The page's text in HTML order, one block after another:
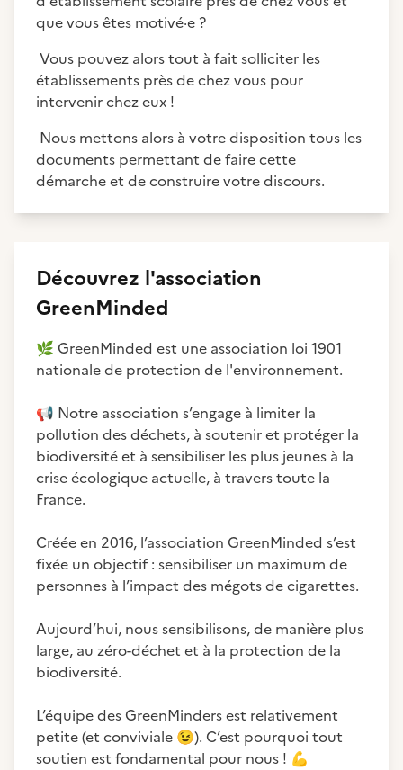
que vous êtes motivé·e ?
Vous pouvez alors tout à fait solliciter les
établissements près de chez vous pour
intervenir chez eux !
Nous mettons alors à votre disposition tous les
documents permettant de faire cette
démarche et de construire votre discours.
Découvrez l'association
GreenMinded
🌿 GreenMinded est une association loi 1901
nationale de protection de l'environnement.
📢 Notre association s’engage à limiter la
pollution des déchets, à soutenir et protéger la
biodiversité et à sensibiliser les plus jeunes à la
crise écologique actuelle, à travers toute la
France.
Créée en 2016, l’association GreenMinded s’est
fixée un objectif : sensibiliser un maximum de
personnes à l’impact des mégots de cigarettes.
Aujourd’hui, nous sensibilisons, de manière plus
large, au zéro-déchet et à la protection de la
biodiversité.
L’équipe des GreenMinders est relativement
petite (et conviviale 😉). C’est pourquoi tout
soutien est fondamental pour nous ! 💪